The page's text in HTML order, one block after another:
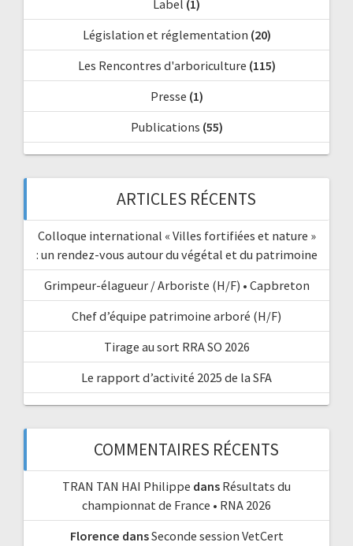
Label (1)
Législation et réglementation (20)
Les Rencontres d'arboriculture (115)
Presse (1)
Publications (55)
ARTICLES RÉCENTS
Colloque international « Villes fortifiées et nature »
: un rendez-vous autour du végétal et du patrimoine
Grimpeur-élagueur / Arboriste (H/F) • Capbreton
Chef d’équipe patrimoine arboré (H/F)
Tirage au sort RRA SO 2026
Le rapport d’activité 2025 de la SFA
COMMENTAIRES RÉCENTS
TRAN TAN HAI Philippe dans Résultats du
championnat de France • RNA 2026
Florence dansSeconde session VetCert